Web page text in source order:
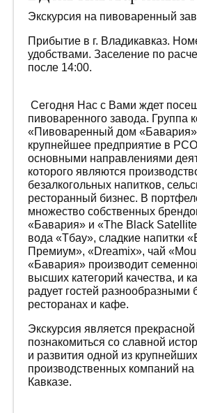
Экскурсия на пивоваренный
Прибытие в г. Владикавказ.
удобствами. Заселение по
после 14:00.
Сегодня Нас с Вами ждет
пивоваренного завода. Группа
«Пивоваренный дом «Бавария»
крупнейшее предприятие в
основными направлениями
которого являются
безалкогольных напитков,
ресторанный бизнес. В
множество собственных
«Бавария» и «The Black
вода «Тбау», сладкие напитки
Премиум», «Dreamix», чай
«Бавария» производит
высших категорий качества, и
радует гостей разнообразными
ресторанах и кафе.
Экскурсия является
познакомиться со славной
и развития одной из крупнейших
производственных компаний
Кавказе.